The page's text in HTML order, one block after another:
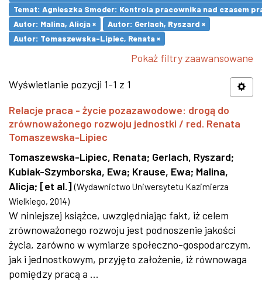
Temat: Agnieszka Smoder: Kontrola pracownika nad czasem
Autor: Malina, Alicja ×
Autor: Gerlach, Ryszard ×
Autor: Tomaszewska-Lipiec, Renata ×
Pokaż filtry zaawansowane
Wyświetlanie pozycji 1-1 z 1
Relacje praca - życie pozazawodowe: drogą do
zrównoważonego rozwoju jednostki / red. Renata
Tomaszewska-Lipiec
Tomaszewska-Lipiec, Renata; Gerlach, Ryszard;
Kubiak-Szymborska, Ewa; Krause, Ewa; Malina,
Alicja; [et al.] (Wydawnictwo Uniwersytetu Kazimierza
Wielkiego, 2014)
W niniejszej książce, uwzględniając fakt, iż celem
zrównoważonego rozwoju jest podnoszenie jakości
życia, zarówno w wymiarze społeczno-gospodarczym,
jak i jednostkowym, przyjęto założenie, iż równowaga
pomiędzy pracą a ...